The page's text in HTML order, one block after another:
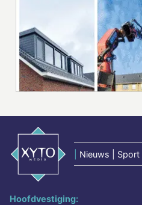
Nieuws | Sport
Hoofdvestiging: